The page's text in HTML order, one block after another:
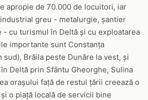
apropie de 70.000 de locuitori, iar
greu - metalurgie, șantier
- cu turismul în Deltă și cu exploatarea
importante sunt Constanța
sud), Brăila peste Dunăre la vest, și
Deltă prin Sfântu Gheorghe, Sulina
orașului față de restul țării creează o
o piață locală de servicii bine